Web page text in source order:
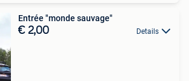
Entrée "monde sauvage"
€ 2,00 Details